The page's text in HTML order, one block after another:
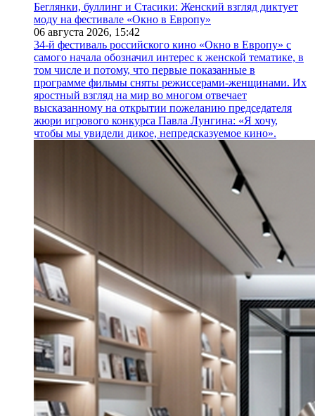
Беглянки, буллинг и Стасики: Женский взгляд диктует
моду на фестивале «Окно в Европу»
06 августа 2026, 15:42
34-й фестиваль российского кино «Окно в Европу» с
самого начала обозначил интерес к женской тематике, в
том числе и потому, что первые показанные в
программе фильмы сняты режиссерами-женщинами. Их
яростный взгляд на мир во многом отвечает
высказанному на открытии пожеланию председателя
жюри игрового конкурса Павла Лунгина: «Я хочу,
чтобы мы увидели дикое, непредсказуемое кино».